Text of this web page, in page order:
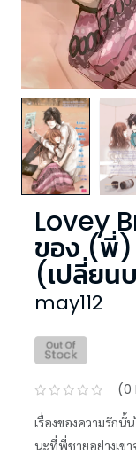
Lovey
ของ (พี่)
(เปลี่ยน
may112
(0
เรื่องของความรักนั้
นะที่พี่ชายอย่างเขา